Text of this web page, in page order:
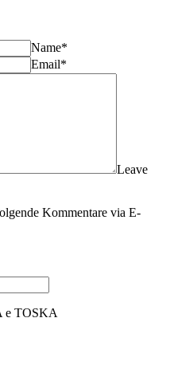
Name*
Email*
Leave
Kommentare via E-
e TOSKA